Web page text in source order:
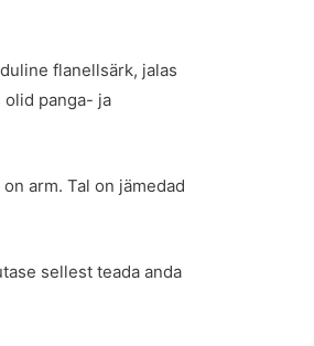
flanellsärk, jalas
olid panga- ja
arm. Tal on jämedad
sellest teada anda